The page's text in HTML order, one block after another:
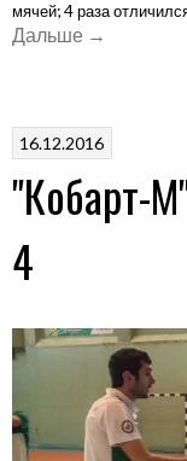
мячей; 4 раза
Дальше «"Кобарт-
–
4»
→
16.12.2016
"Кобарт-
4